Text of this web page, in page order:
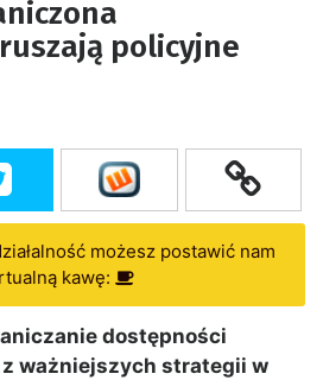
policyjne
możesz postawić nam
kawę:
dostępności
ważniejszych strategii w